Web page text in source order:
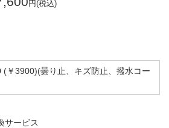
円(税込)
3900)(曇り止、キズ防止、撥水コー
サービス